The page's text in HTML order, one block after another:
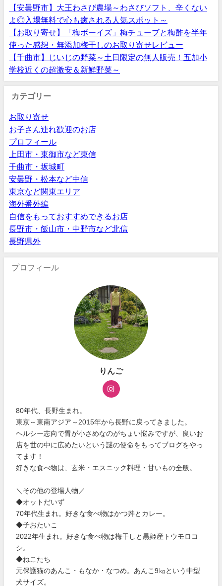
【安曇野市】大王わさび農場～わさびソフト、辛くない
よ◎入場無料で心も癒される人気スポット～
【お取り寄せ】「梅ボーイズ」梅チューブと梅酢を半年
使った感想・無添加梅干しのお取り寄せレビュー
【千曲市】じいじの野菜～土日限定の無人販売！五加小
学校近くの超激安＆新鮮野菜～
カテゴリー
お取り寄せ
お子さん連れ歓迎のお店
プロフィール
上田市・東御市など東信
千曲市・坂城町
安曇野・松本など中信
東京など関東エリア
海外番外編
自信をもっておすすめできるお店
長野市・飯山市・中野市など北信
長野県外
プロフィール
りんご
80年代、長野生まれ。
東京～東南アジア～2015年から長野に戻ってきました。
ヘルシー志向で胃が小さめなのがちょい悩みですが、良いお
店を世の中に広めたいという謎の使命をもってブログをやっ
てます！
好きな食べ物は、玄米・エスニック料理・甘いもの全般。
＼その他の登場人物／
◆オットだいず
70年代生まれ。好きな食べ物はかつ丼とカレー。
◆子おたいこ
2022年生まれ。好きな食べ物は梅干しと黒姫産トウモロコ
シ。
◆ねこたち
元保護猫のあんこ・もなか・なつめ。あんこ9㎏という中型
犬サイズ。